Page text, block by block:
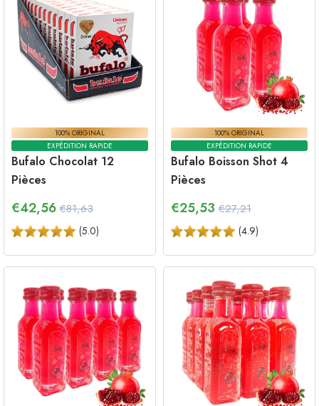
100% ORIGINAL
EXPÉDITION RAPIDE
Bufalo Chocolat 12
Pièces
€42,56 €81,63
(5.0)
100% ORIGINAL
EXPÉDITION RAPIDE
Bufalo Boisson Shot 4
Pièces
€25,53 €27,21
(4.9)